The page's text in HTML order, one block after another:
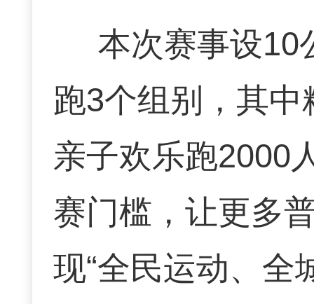
本次赛事设10
跑3个组别，其
亲子欢乐跑2000
赛门槛，让更多
现“全民运动、全